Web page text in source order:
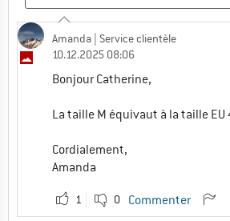
Amanda | Service clientèle
10.12.2025 08:06
Bonjour Catherine,
La taille M équivaut à la taille EU
Cordialement,
Amanda
1 0 Commenter